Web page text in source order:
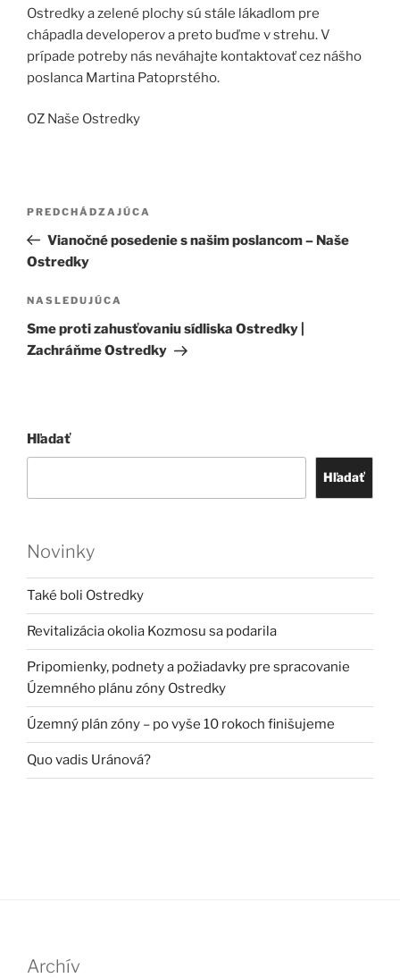
Ostredky a zelené plochy sú stále lákadlom pre
chápadla developerov a preto buďme v strehu. V
prípade potreby nás neváhajte kontaktovať cez nášho
poslanca Martina Patoprstého.
OZ Naše Ostredky
Navigácia
článku
Predchádzajúci
článok
PREDCHÁDZAJÚCA
Vianočné posedenie s našim poslancom – Naše
Ostredky
Ďalší
článok
NASLEDUJÚCA
Sme proti zahusťovaniu sídliska Ostredky |
Zachráňme Ostredky
Hľadať
Hľadať
Novinky
Také boli Ostredky
Revitalizácia okolia Kozmosu sa podarila
Pripomienky, podnety a požiadavky pre spracovanie
Územného plánu zóny Ostredky
Územný plán zóny – po vyše 10 rokoch finišujeme
Quo vadis Uránová?
Archív